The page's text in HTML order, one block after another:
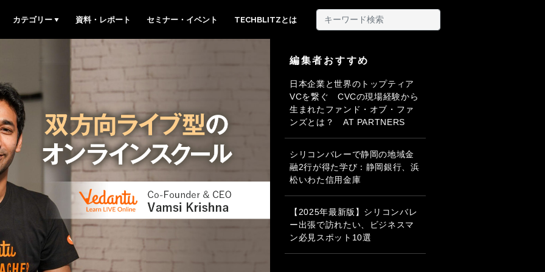
カテゴリー 資料・レポート セミナー・イベント TECHBLITZとは
編集者おすすめ
日本企業と世界のトップティア
VCを繋ぐ CVCの現場経験から
生まれたファンド・オブ・ファ
ンズとは？ AT PARTNERS
シリコンバレーで静岡の地域金
融2行が得た学び：静岡銀行、浜
松いわた信用金庫
【2025年最新版】シリコンバレ
ー出張で訪れたい、ビジネスマ
ン必見スポット10選